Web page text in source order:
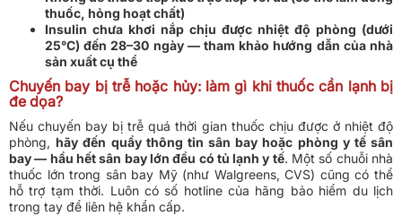
thuốc, hỏng hoạt chất)
Insulin chưa khơi nắp chịu được nhiệt độ phòng (dưới
25°C) đến 28–30 ngày — tham khảo hướng dẫn của nhà
sản xuất cụ thể
Chuyến bay bị trễ hoặc hủy: làm gì khi thuốc cần lạnh bị
đe dọa?
Nếu chuyến bay bị trễ quá thời gian thuốc chịu được ở nhiệt độ
phòng, hãy đến quầy thông tin sân bay hoặc phòng y tế sân
bay — hầu hết sân bay lớn đều có tủ lạnh y tế. Một số chuỗi nhà
thuốc lớn trong sân bay Mỹ (như Walgreens, CVS) cũng có thể
hỗ trợ tạm thời. Luôn có số hotline của hãng bảo hiểm du lịch
trong tay để liên hệ khẩn cấp.